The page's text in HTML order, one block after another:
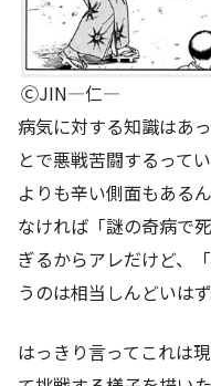
ⒸJIN―仁―
病気に対する知識はあ
とで悪戦苦闘するって
よりも辛い側面もある
なければ「謎の奇病で
ぎるからアレだけど、
うのは相当しんどいはず
はっきり言ってこれは